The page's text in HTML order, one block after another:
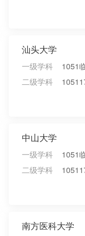
汕头大学
一级学科
1051
二级学科
中山大学
一级学科
1051
二级学科
南方医科大学